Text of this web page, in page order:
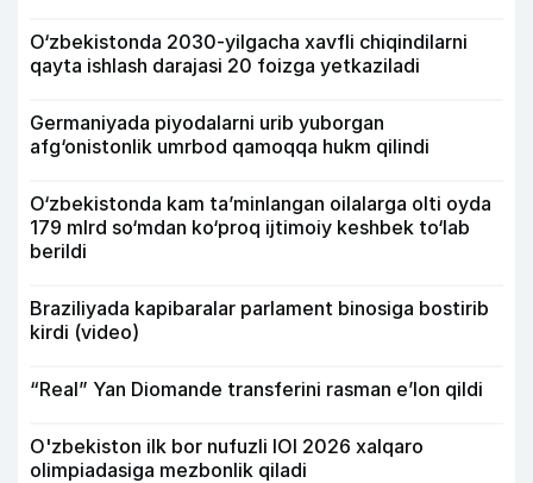
O‘zbekistonda 2030-yilgacha xavfli chiqindilarni
qayta ishlash darajasi 20 foizga yetkaziladi
Germaniyada piyodalarni urib yuborgan
afg‘onistonlik umrbod qamoqqa hukm qilindi
O‘zbekistonda kam ta’minlangan oilalarga olti oyda
179 mlrd so‘mdan ko‘proq ijtimoiy keshbek to‘lab
berildi
Braziliyada kapibaralar parlament binosiga bostirib
kirdi (video)
“Real” Yan Diomande transferini rasman e’lon qildi
O'zbekiston ilk bor nufuzli IOI 2026 xalqaro
olimpiadasiga mezbonlik qiladi